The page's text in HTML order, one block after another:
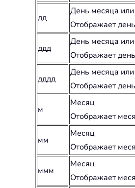
дд
День месяца
Отображает
ддд
День месяца
Отображает
дддд
День месяца
Отображает
м
Месяц
Отображает
мм
Месяц
Отображает
ммм
Месяц
Отображает